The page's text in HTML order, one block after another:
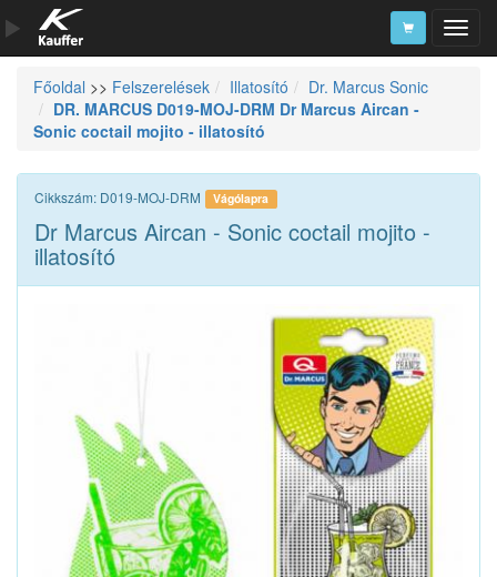
Szerszámkatalógus
Kosár
Alkatrészek
Főoldal >> Felszerelések Illatosító
Dr. Marcus Sonic
DR. MARCUS D019-MOJ-DRM Dr Marcus Aircan -
Sonic coctail mojito - illatosító
Cikkszám: D019-MOJ-DRM Vágólapra
Dr Marcus Aircan - Sonic coctail mojito -
illatosító